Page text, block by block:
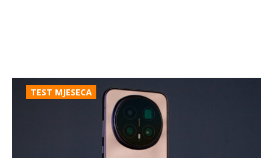
TEST MJESECA